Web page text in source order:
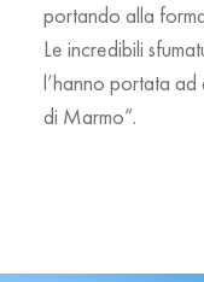
portando alla
Le incredibili
l’hanno portata
di Marmo”.